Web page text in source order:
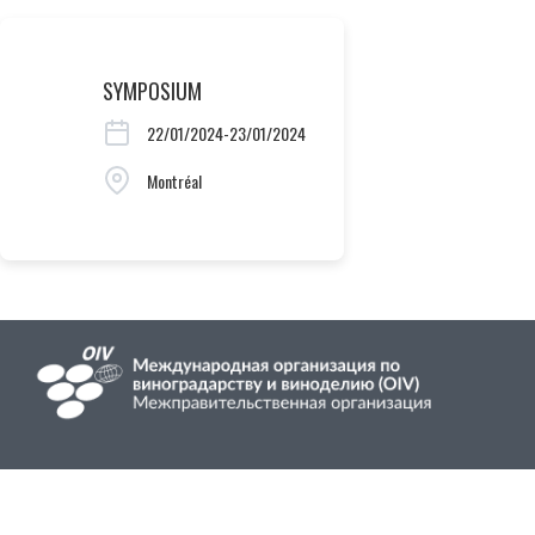
SYMPOSIUM
22/01/2024-23/01/2024
Montréal